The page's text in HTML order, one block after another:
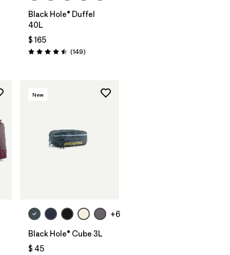
Black Hole® Duffel
40L
$ 165
Valoración: 4.5 / 5
(149Comentarios
)
New
+6
Black Hole® Cube 3L
$ 45